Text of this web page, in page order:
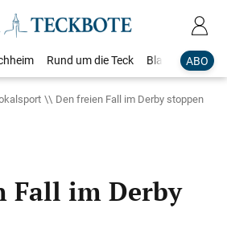
ABO
Rund um die Teck Blaulicht
Den freien Fall im Derby stoppen
Fall im Derby